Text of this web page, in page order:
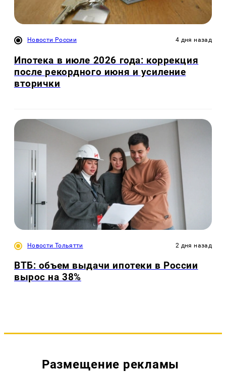
Новости России 4 дня назад
Ипотека в июле 2026 года: коррекция
после рекордного июня и усиление
вторички
Новости Тольятти 2 дня назад
ВТБ: объем выдачи ипотеки в России
вырос на 38%
Размещение рекламы